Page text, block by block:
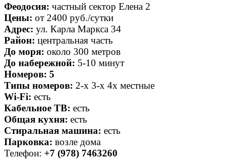
Феодосия: частный сектор Елена 2
Цены: от 2400 руб./сутки
Адрес: ул. Карла Маркса 34
Район: центральная часть
До моря: около 300 метров
До набережной: 5-10 минут
Номеров: 5
Типы номеров: 2-х 3-х 4х местные
Wi-Fi: есть
Кабельное ТВ: есть
Общая кухня: есть
Стиральная машина: есть
Парковка: возле дома
Телефон: +7 (978) 7463260